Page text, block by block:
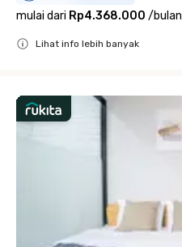
mulai dari Rp4.368.000 /bulan
Lihat info lebih banyak